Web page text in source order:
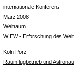
internationale Konferenz
März 2008
Weltraum
W EW - Erforschung des
Köln-Porz
Raumflugbetrieb und